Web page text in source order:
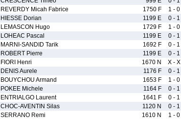
REVERDY Micah Fabrice 1750 F 1 - 0
HIESSE Dorian 1199 E 0 - 1
LEMASCON Hugo 1729 F 1 - 0
LOHEAC Pascal 1199 E 0 - 1
MARNI-SANDID Tarik 1692 F 0 - 1
ROBERT Pierre 1199 E 0 - 1
FIORI Henri 1670 N X - X
DENIS Aurele 1176 F 0 - 1
BOUYCHOU Armand 1653 F 1 - 0
POKEE Michele 1164 F 0 - 1
ENTRIALGO Laurent 1641 F 0 - 1
CHOC-AVENTIN Silas 1120 N 0 - 1
SERRANO Remi 1610 N 1 - 0